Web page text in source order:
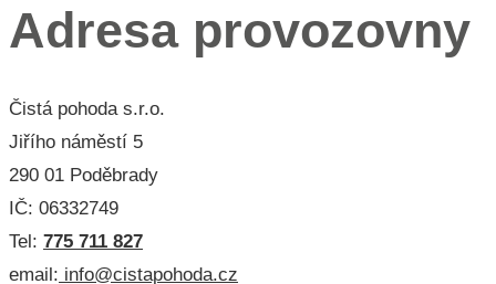
Adresa provozovny
Čistá pohoda s.r.o.
Jiřího náměstí 5
290 01 Poděbrady
IČ: 06332749
Tel: 775 711 827
email: info@cistapohoda.cz